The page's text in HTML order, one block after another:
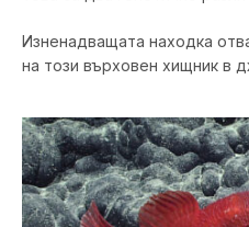
Изненадващата находка
на този върховен хищник в